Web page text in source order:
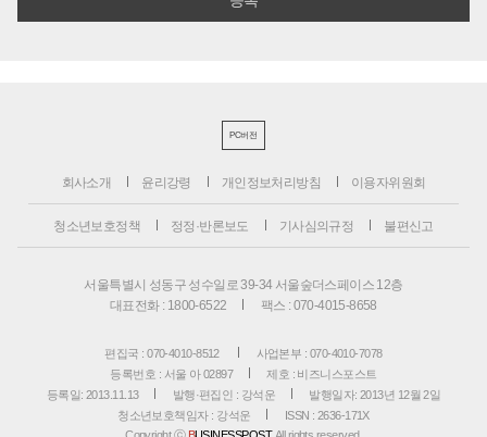
PC버전
회사소개 윤리강령 개인정보처리방침 이용자위원회
청소년보호정책 정정·반론보도 기사심의규정 불편신고
서울특별시 성동구 성수일로 39-34 서울숲더스페이스 12층
대표전화 : 1800-6522
팩스 : 070-4015-8658
편집국 : 070-4010-8512
사업본부 : 070-4010-7078
등록번호 : 서울 아 02897
제호 : 비즈니스포스트
등록일: 2013.11.13
발행·편집인 : 강석운
발행일자: 2013년 12월 2일
청소년보호책임자 : 강석운
ISSN : 2636-171X